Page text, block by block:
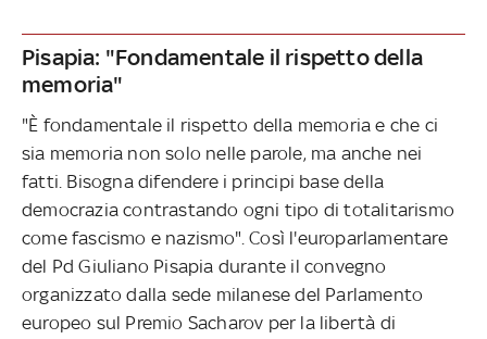
Pisapia: "Fondamentale il rispetto della
memoria"
"È fondamentale il rispetto della memoria e che ci
sia memoria non solo nelle parole, ma anche nei
fatti. Bisogna difendere i principi base della
democrazia contrastando ogni tipo di totalitarismo
come fascismo e nazismo". Così l'europarlamentare
del Pd Giuliano Pisapia durante il convegno
organizzato dalla sede milanese del Parlamento
europeo sul Premio Sacharov per la libertà di